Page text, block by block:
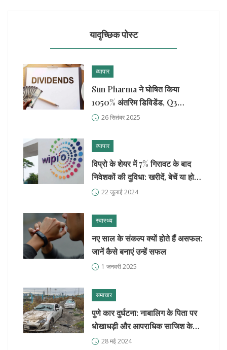
यादृच्छिक पोस्ट
व्यापार
Sun Pharma ने घोषित किया
1050% अंतरिम डिविडेंड, Q3
FY2025 में रिकॉर्ड लाभ
26 सितंबर 2025
व्यापार
विप्रो के शेयर में 7% गिरावट के बाद
निवेशकों की दुविधा: खरीदें, बेचें या होल्ड
करें?22 जुलाई 2024
स्वास्थ्य
नए साल के संकल्प क्यों होते हैं असफल:
जानें कैसे बनाएं उन्हें सफल
1 जनवरी 2025
समाचार
पुणे कार दुर्घटना: नाबालिग के पिता पर
धोखाधड़ी और आपराधिक साजिश के
आरोप28 मई 2024